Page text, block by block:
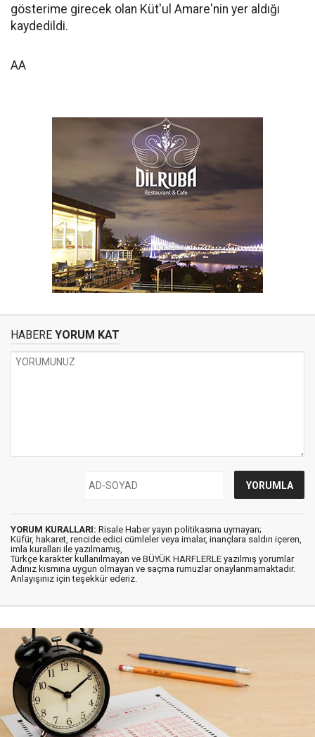
gösterime girecek olan Küt'ul Amare'nin yer aldığı
kaydedildi.
AA
HABERE YORUM KAT
YORUM KURALLARI: Risale Haber yayın politikasına uymayan;
Küfür, hakaret, rencide edici cümleler veya imalar, inançlara saldırı içeren,
imla kuralları ile yazılmamış,
Türkçe karakter kullanılmayan ve BÜYÜK HARFLERLE yazılmış yorumlar
Adınız kısmına uygun olmayan ve saçma rumuzlar onaylanmamaktadır.
Anlayışınız için teşekkür ederiz.